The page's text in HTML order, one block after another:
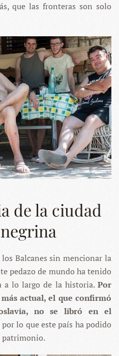
que las fronteras son solo
de la ciudad
Balcanes sin mencionar la
pedazo de mundo ha tenido
a lo largo de la historia. Por
actual, el que confirmó
no se libró en el
por lo que este país ha podido
patrimonio.